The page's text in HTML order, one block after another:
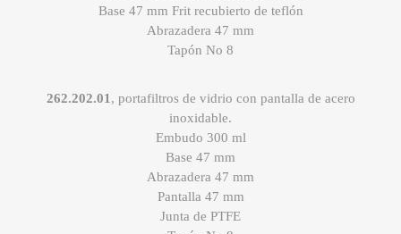
Base 47 mm Frit recubierto de teflón
Abrazadera 47 mm
Tapón No 8
262.202.01 , portafiltros de vidrio con pantalla de acero
inoxidable.
Embudo 300 ml
Base 47 mm
Abrazadera 47 mm
Pantalla 47 mm
Junta de PTFE